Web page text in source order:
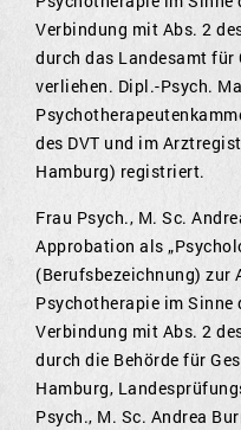
Verbindung mit Abs. 2
durch das Landesamt
verliehen. Dipl.-Psych.
des DVT und im
Hamburg) registriert.
Frau Psych., M. Sc.
Approbation als
(Berufsbezeichnung) zur
Psychotherapie im Sinne
Verbindung mit Abs. 2
durch die Behörde für
Hamburg,
Psych., M. Sc. Andrea